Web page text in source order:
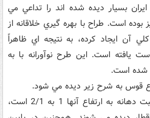
بسيار ديده شده اند را تداعي مي
بوده است. طراح با بهره ‌گيري خلاقانه از
آن ايجاد کرده، به نتيجه ‌اي ظاهراً
يافته است. اين طرح نوآورانه با به‌
شده است.
قوس به شرح زير ديده مي‌ شود.
شش قوس نيم دايره نما که نسبت دهانه به ارتفاع آنها 1 به 2/1 است،